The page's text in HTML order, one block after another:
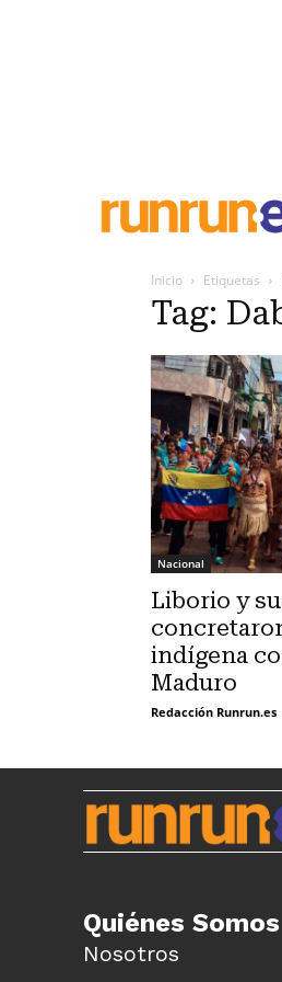
Inicio Etiquetas
Tag:
Nacional
Liborio y
indígena
Maduro
Redacción Runrun.es
Quiénes Somos
Nosotros